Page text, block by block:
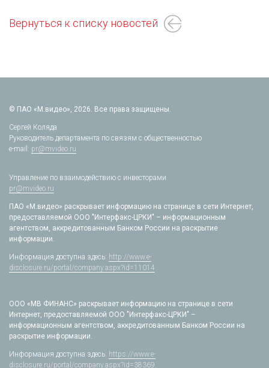
Вернуться к списку новостей
© ПАО «М.видео», 2026. Все права защищены.
Сергей Коляда
Руководитель департамента по связям с общественностью
e-mail: pr@mvideo.ru
Управление по взаимодействию с инвесторами
pr@mvideo.ru
ПАО «М.видео» раскрывает информацию на странице в сети Интернет,
предоставляемой ООО "Интерфакс-ЦРКИ" – информационным
агентством, аккредитованным Банком России на раскрытие
информации.
Информация доступна здесь: http://www.e-
disclosure.ru/portal/company.aspx?id=11014
ООО «МВ ФИНАНС» раскрывает информацию на странице в сети
Интернет, предоставляемой ООО "Интерфакс-ЦРКИ" –
информационным агентством, аккредитованным Банком России на
раскрытие информации.
Информация доступна здесь: https://www.e-
disclosure.ru/portal/company.aspx?id=38369